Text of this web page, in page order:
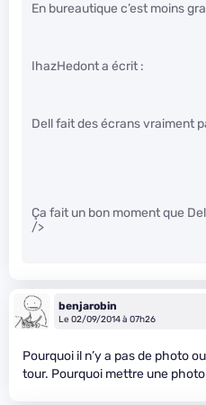
En bureautique c’est moins
IhazHedont a écrit :
Dell fait des écrans vraiment
Ça fait un bon moment que
/>
benjarobin
Le 02/09/2014 à 07h26
Pourquoi il n’y a pas de photo
tour. Pourquoi mettre une